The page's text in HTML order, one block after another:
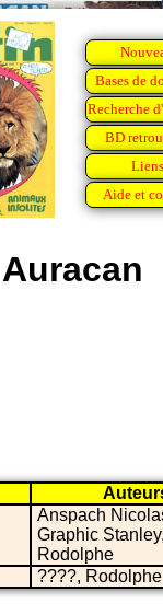
Bases de
Recherche
BD
Liens
Aide et
Anspach
Graphic Stanley,
Rodolphe
????, Rodolphe